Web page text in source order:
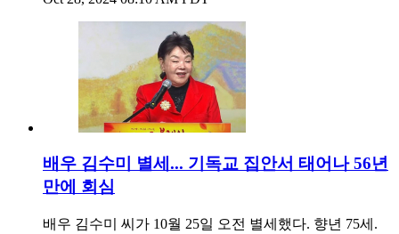
배우 김수미 별세... 기독교 집안서 태어나 56년
만에 회심
배우 김수미 씨가 10월 25일 오전 별세했다. 향년 75세.